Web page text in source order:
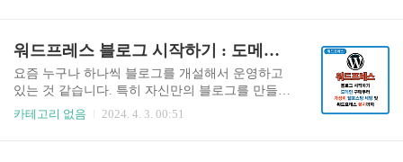
팅을 통해 민생회복 소비쿠폰 신청 방법부터 사용
처, 일정까지 확실하게 정리해서 알려드릴 테니 놓
치지 말고 끝까지 함께 따라와 주세요! ✅ 민생회복
소비쿠폰(1차 지급) 대상자는?2025년 6월 18일 기
준 국내 거주 중인 대한민국 국민이라면 누구나 O
워드프레스 블로그 시작하기 : 도메인 및 웹 호스팅 세팅부터 워드프레스 설치까지(feat.케미클라우드)
요즘 누구나 하나씩 블로그를 개설해서 운영하고
있는 것 같습니다. 특히 자신만의 블로그를 만들기
위해서 워드프레스를 많이 이용하고 계신데요. 초
카테고리 없음 2024. 4. 3. 00:51